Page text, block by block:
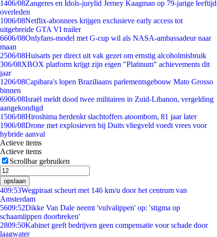
1406/08Zangeres en Idols-jurylid Jerney Kaagman op 79-jarige leeftijd
overleden
1006/08Netflix-abonnees krijgen exclusieve early access tot
uitgebreide GTA VI trailer
6606/08Onlyfans-model met G-cup wil als NASA-ambassadeur naar
maan
2506/08Huisarts per direct uit vak gezet om ernstig alcoholmisbruik
306/08XBOX platform krijgt zijn eigen "Platinum" achievements dit
jaar
1206/08Capibara's lopen Braziliaans parlementsgebouw Mato Grosso
binnen
6906/08Israël meldt dood twee militairen in Zuid-Libanon, vergelding
aangekondigd
1506/08Hiroshima herdenkt slachtoffers atoombom, 81 jaar later
1906/08Drone met explosieven bij Duits vliegveld voedt vrees voor
hybride aanval
Actieve items
Actieve items
Scrollbar gebruiken
opslaan
409:53Wegpiraat scheurt met 146 km/u door het centrum van
Amsterdam
5609:52Dikke Van Dale neemt 'vulvalippen' op: 'stigma op
schaamlippen doorbreken'
2809:50Kabinet geeft bedrijven geen compensatie voor schade door
laagwater